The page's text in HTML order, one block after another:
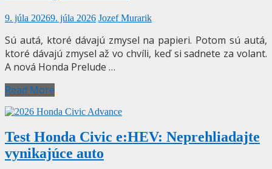
9. júla 20269. júla 2026 Jozef Murarik
Sú autá, ktoré dávajú zmysel na papieri. Potom sú autá,
ktoré dávajú zmysel až vo chvíli, keď si sadnete za volant.
A nová Honda Prelude …
Read More
Test Honda Civic e:HEV: Neprehliadajte
vynikajúce auto